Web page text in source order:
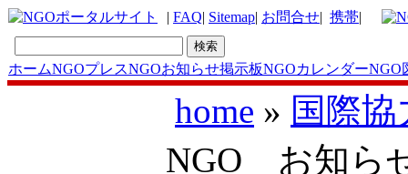
| FAQ| Sitemap| お問合せ| 携帯|
ホームNGOプレスNGOお知らせ掲示板NGOカレンダーNGO
home » 国際
NGO お知ら